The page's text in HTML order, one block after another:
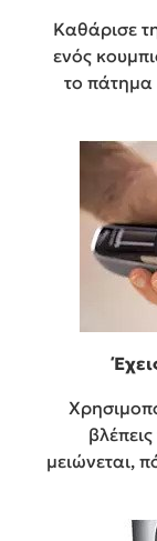
Καθάρισε
ενός
το πάτημα
μειώνεται,